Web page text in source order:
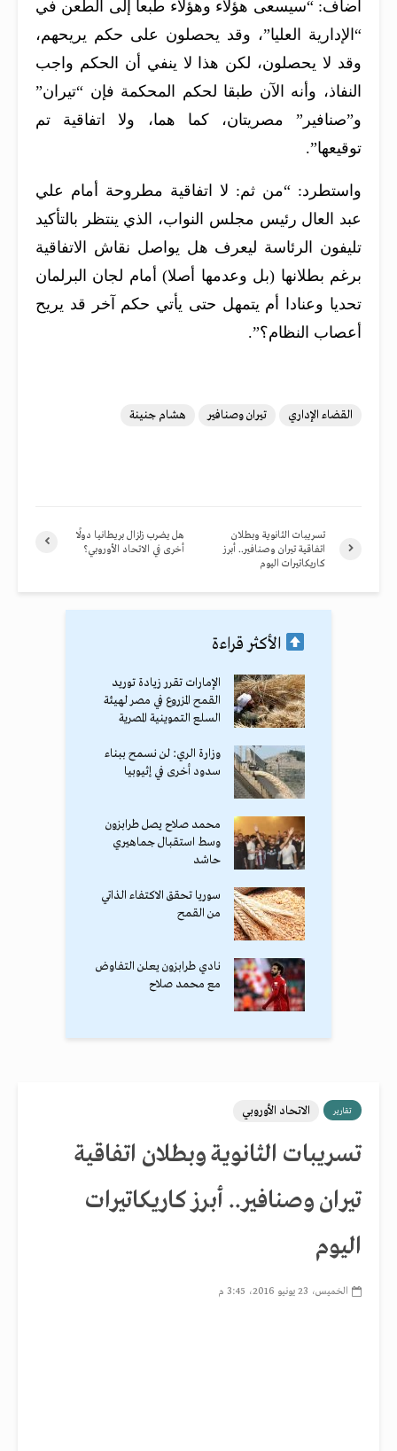
أضاف: “سيسعى هؤلاء وهؤلاء طبعا إلى الطعن في
“الإدارية العليا”، وقد يحصلون على حكم يريحهم،
وقد لا يحصلون، لكن هذا لا ينفي أن الحكم واجب
النفاذ، وأنه الآن طبقا لحكم المحكمة فإن “تيران”
و”صنافير” مصريتان، كما هما، ولا اتفاقية تم
توقيعها”.
واستطرد: “من ثم: لا اتفاقية مطروحة أمام علي
عبد العال رئيس مجلس النواب، الذي ينتظر بالتأكيد
تليفون الرئاسة ليعرف هل يواصل نقاش الاتفاقية
برغم بطلانها (بل وعدمها أصلا) أمام لجان البرلمان
تحديا وعنادا أم يتمهل حتى يأتي حكم آخر قد يريح
أعصاب النظام؟”.
القضاء الإداري تيران وصنافير هشام جنينة
هل يضرب زلزال بريطانيا دولًا
أخرى في الاتحاد الأوروبي؟
تسريبات الثانوية وبطلان
اتفاقية تيران وصنافير.. أبرز
كاريكاتيرات اليوم
الأكثر قراءة
الإمارات تقرر زيادة توريد
القمح المزروع في مصر لهيئة
السلع التموينية المصرية
وزارة الري: لن نسمح ببناء
سدود أخرى في إثيوبيا
محمد صلاح يصل طرابزون
وسط استقبال جماهيري
حاشد
سوريا تحقق الاكتفاء الذاتي
من القمح
نادي طرابزون يعلن التفاوض
مع محمد صلاح
تقارير الاتحاد الأوروبي
تسريبات الثانوية وبطلان اتفاقية
تيران وصنافير.. أبرز كاريكاتيرات
اليوم
الخميس، 23 يونيو 2016، 3:45 م